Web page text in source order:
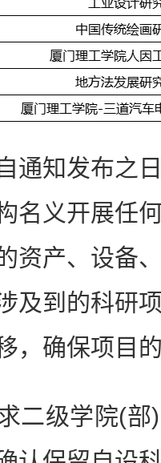
知发布之日
名义开展任
资产、设备
及到的科研
，确保项目
级学院(部)